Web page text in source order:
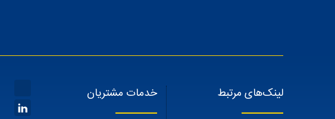
لینک‌های مرتبط خدمات مشتریان